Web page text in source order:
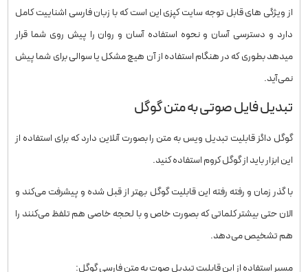
از ویژگی های قابل توجه سایت کپزی این است که با زبان فارسی اشناییت کامل
دارد و دسترسی آسان و نحوه استفاده آسان و روان را پیش روی شما قرار
میدهد بطوری که در هنگام استفاده از آن هیچ مشکل یا سوالی برای شما پیش
نمی‌آید.
تبدیل فایل صوتی به متن گوگل
گوگل داگز قابلیت تبدیل ویس به متن را بصورت آنلاین دارد که برای استفاده از
این ابزار باید از گوگل کروم استفاده کنید.
با گذر زمان و رفته رفته این قابلیت گوگل بهتر از قبل شده و پیشرفت می‌کند و
الان حتی بیشتر کلماتی که بصورت خاص و با لحجه خاصی هم تلفظ می‌کنند را
هم تشخیص می‌دهد.
مسیر استفاده از این قابلیت تبدیل صوت به متن فارسی گوگل: